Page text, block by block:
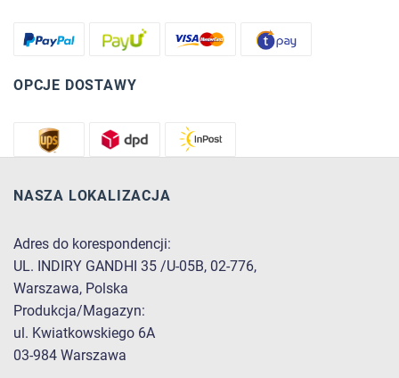
OPCJE DOSTAWY
NASZA LOKALIZACJA
Adres do korespondencji:
UL. INDIRY GANDHI 35 /U-05B, 02-776,
Warszawa, Polska
Produkcja/Magazyn:
ul. Kwiatkowskiego 6A
03-984 Warszawa